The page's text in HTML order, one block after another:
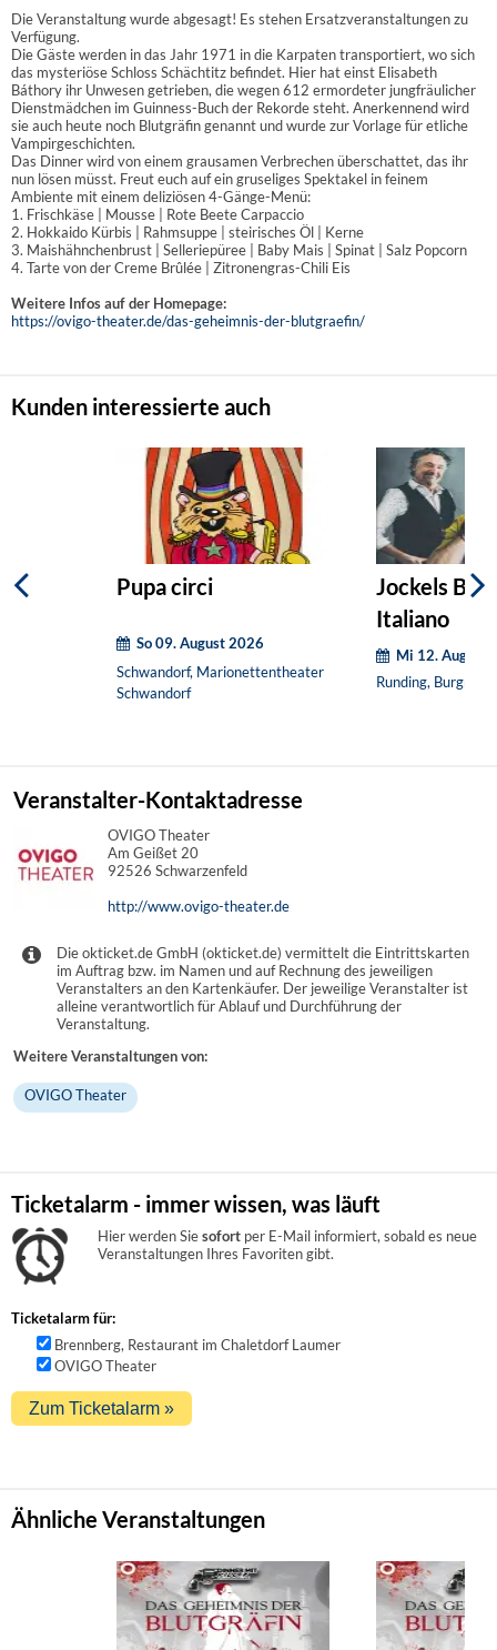
Die Veranstaltung wurde abgesagt! Es stehen Ersatzveranstaltungen zu
Verfügung.
Die Gäste werden in das Jahr 1971 in die Karpaten transportiert, wo sich
das mysteriöse Schloss Schächtitz befindet. Hier hat einst Elisabeth
Báthory ihr Unwesen getrieben, die wegen 612 ermorde­ter jungfräulicher
Dienstmädchen im Guinness-Buch der Rekorde steht. Aner­ken­nend wird
sie auch heute noch Blutgräfin genannt und wurde zur Vorlage für etliche
Vampirgeschichten.
Das Dinner wird von einem grausamen Verbrechen überschattet, das ihr
nun lösen müsst. Freut euch auf ein gruseliges Spektakel in feinem
Ambiente mit einem deliziösen 4-Gänge-Menü:
1. Frischkäse | Mousse | Rote Beete Carpaccio
2. Hokkaido Kürbis | Rahmsuppe | steirisches Öl | Kerne
3. Maishähnchenbrust | Selleriepüree | Baby Mais | Spinat | Salz Popcorn
4. Tarte von der Creme Brûlée | Zitronengras-Chili Eis
Weitere Infos auf der Homepage:
https://ovigo-theater.de/das-geheimnis-der-blutgraefin/
Kunden interessierte auch
Pupa circi
So 09. August 2026
Schwandorf, Marionettentheater
Schwandorf
Jockels
Italiano
Mi 12. August
Runding, Burgruine
Veranstalter-Kontaktadresse
OVIGO Theater
Am Geißet 20
92526 Schwarzenfeld
http://www.ovigo-theater.de
Die okticket.de GmbH (okticket.de) vermittelt die Eintrittskarten
im Auftrag bzw. im Namen und auf Rechnung des jeweiligen
Veranstalters an den Kartenkäufer. Der jeweilige Veranstalter ist
alleine verantwortlich für Ablauf und Durchführung der
Veranstaltung.
Weitere Veranstaltungen von:
OVIGO Theater
Ticketalarm - immer wissen, was läuft
Hier werden Siesofort per E-Mail informiert, sobald es neue
Veranstaltungen Ihres Favoriten gibt.
Ticketalarm für:
Brennberg, Restaurant im Chaletdorf Laumer
OVIGO Theater
Ähnliche Veranstaltungen